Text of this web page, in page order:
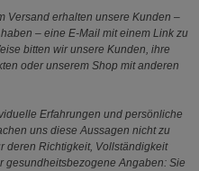
Versand erhalten unsere Kunden –
– eine E-Mail mit einem Link zu
bitten wir unsere Kunden, ihre
oder unserem Shop mit anderen
Erfahrungen und persönliche
uns diese Aussagen nicht zu
deren Richtigkeit, Vollständigkeit
gesundheitsbezogene Angaben: Sie